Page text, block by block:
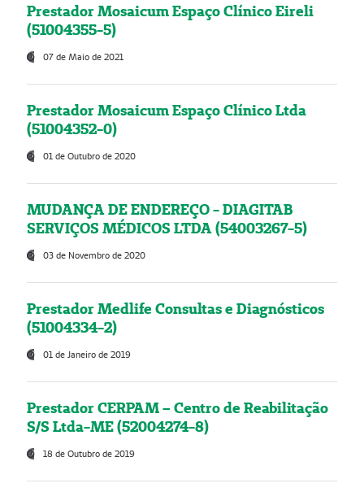
Prestador Mosaicum Espaço Clínico Eireli
(51004355-5)
07 de Maio de 2021
Prestador Mosaicum Espaço Clínico Ltda
(51004352-0)
01 de Outubro de 2020
MUDANÇA DE ENDEREÇO - DIAGITAB
SERVIÇOS MÉDICOS LTDA (54003267-5)
03 de Novembro de 2020
Prestador Medlife Consultas e Diagnósticos
(51004334-2)
01 de Janeiro de 2019
Prestador CERPAM – Centro de Reabilitação
S/S Ltda-ME (52004274-8)
18 de Outubro de 2019